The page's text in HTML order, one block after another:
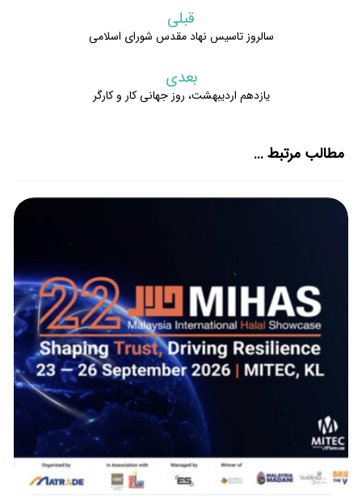
قبلی
سالروز تاسیس نهاد مقدس شورای اسلامی
بعدی
یازدهم اردیبهشت، روز جهانی کار و کارگر
مطالب مرتبط ...